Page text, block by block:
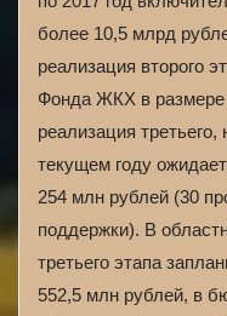
более 10,5 млрд
реализация второго
Фонда ЖКХ в размере
реализация
текущем году
254 млн рублей (30
поддержки). В
третьего этапа
552,5 млн рублей, в